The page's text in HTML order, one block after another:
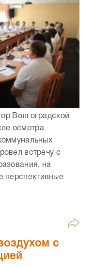
Волгоградской
осмотра
встречу с
на
перспективные
с